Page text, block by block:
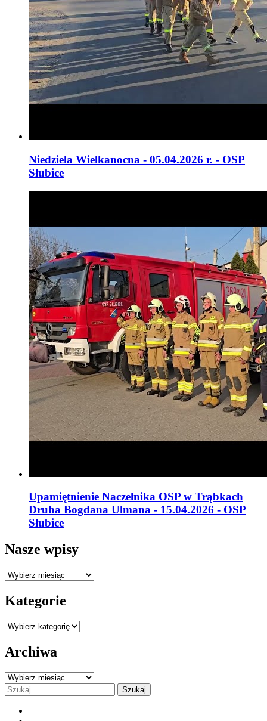
Niedziela Wielkanocna - 05.04.2026 r. - OSP
Słubice
Upamiętnienie Naczelnika OSP w Trąbkach
Druha Bogdana Ulmana - 15.04.2026 - OSP
Słubice
Nasze wpisy
Nasze
Kategorie
Kategorie
Archiwa
Archiwa
Szukaj: